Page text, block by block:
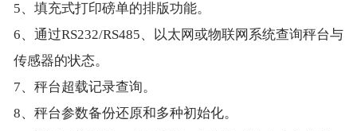
5、填充式打印磅单的排版功能。
6、通过RS232/RS485、以太网或物联网系统查询秤台与
传感器的状态。
7、秤台超载记录查询。
8、秤台参数备份还原和多种初始化。